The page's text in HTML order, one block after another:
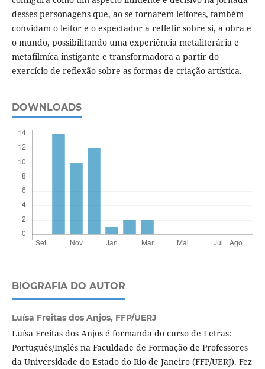
desses personagens que, ao se tornarem leitores, também
convidam o leitor e o espectador a refletir sobre si, a obra e
o mundo, possibilitando uma experiência metaliterária e
metafilmíca instigante e transformadora a partir do
exercício de reflexão sobre as formas de criação artística.
DOWNLOADS
BIOGRAFIA DO AUTOR
Luísa Freitas dos Anjos, FFP/UERJ
Luísa Freitas dos Anjos é formanda do curso de Letras:
Português/Inglês na Faculdade de Formação de Professores
da Universidade do Estado do Rio de Janeiro (FFP/UERJ). Fez